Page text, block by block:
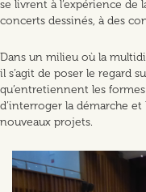
se livrent à l’expérience de
concerts dessinés, à des
Dans un milieu où la
il s’agit de poser le regard
qu’entretiennent les
d’interroger la démarche et
nouveaux projets.